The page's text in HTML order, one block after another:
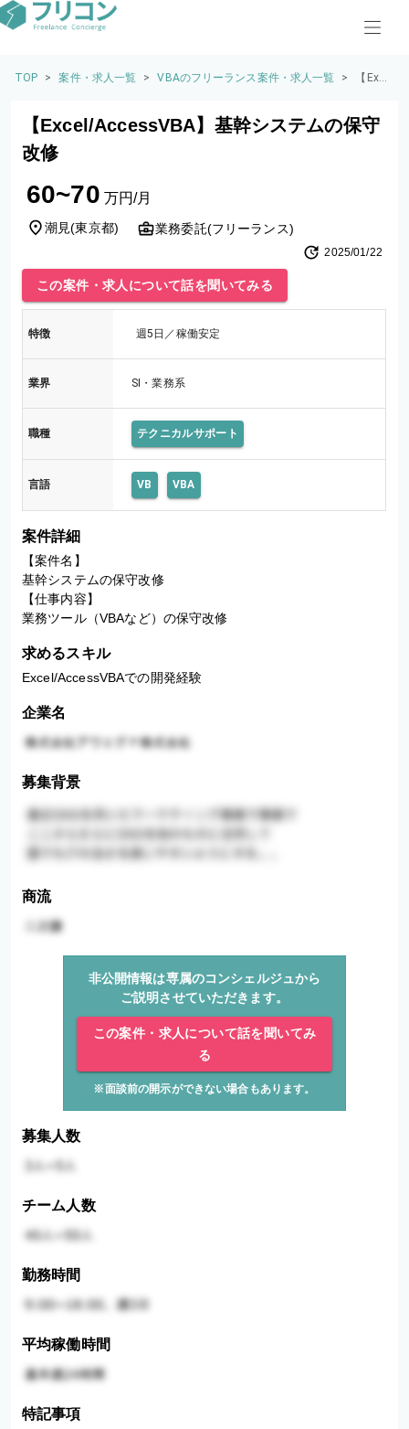
TOP > 案件・求人一覧 > VBAのフリーランス案件・求人一覧 >
【Exce
A】基
【Excel/AccessVBA】基幹システムの保守
改修
60~70 万円/月
潮見(東京都) 業務委託(フリーランス)
2025/01/22
この案件・求人について話を聞いてみる
特徴 週5日／稼働安定
業界 SI・業務系
職種 テクニカルサポート
言語 VB VBA
案件詳細
【案件名】
基幹システムの保守改修
【仕事内容】
業務ツール（VBAなど）の保守改修
求めるスキル
Excel/AccessVBAでの開発経験
企業名
募集背景
商流
非公開情報は専属のコンシェルジュから
ご説明させていただきます。
この案件・求人について話を聞いてみ
る
※面談前の開示ができない場合もあります。
募集人数
チーム人数
勤務時間
平均稼働時間
特記事項